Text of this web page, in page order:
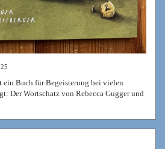
ein Buch für Begeisterung bei vielen
Der Wortschatz von Rebecca Gugger und